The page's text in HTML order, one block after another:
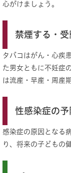
心がけましょう。
禁煙する・
タバコはがん・心疾
た男女ともに不妊症
は流産・早産・周産
性感染症の予
感染症の原因となる
り、将来の子どもの